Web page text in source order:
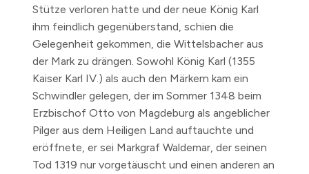
Stütze verloren hatte und der neue König Karl
ihm feindlich gegenüberstand, schien die
Gelegenheit gekommen, die Wittelsbacher aus
der Mark zu drängen. Sowohl König Karl (1355
Kaiser Karl IV.) als auch den Märkern kam ein
Schwindler gelegen, der im Sommer 1348 beim
Erzbischof Otto von Magdeburg als angeblicher
Pilger aus dem Heiligen Land auftauchte und
eröffnete, er sei Markgraf Waldemar, der seinen
Tod 1319 nur vorgetäuscht und einen anderen an